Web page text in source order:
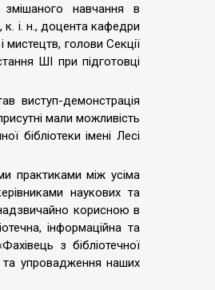
змішаного навчання в
к. і. н., доцента кафедри
мистецтв, голови Секції
ШІ при підготовці
виступ-демонстрація
мали можливість
бібліотеки імені Лесі
практиками між усіма
наукових та
надзвичайно корисною в
інформаційна та
з бібліотечної
та упровадження наших